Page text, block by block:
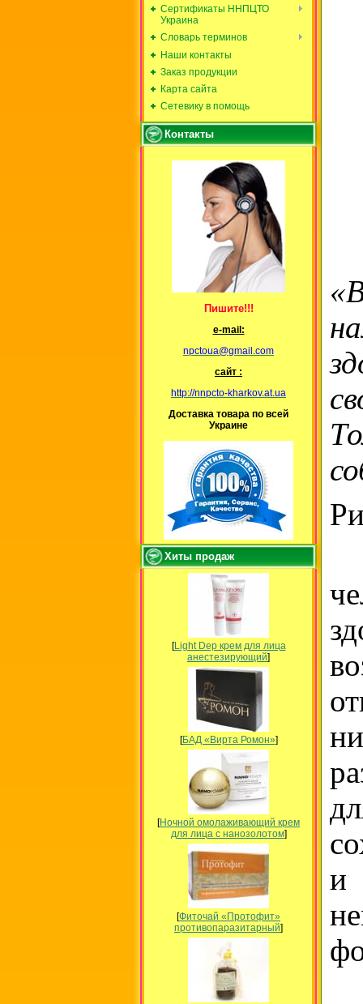
Сертификаты ННПЦТО
Украина
Словарь терминов
Наши контакты
Заказ продукции
Карта сайта
Сетевику в помощь
Контакты
Пишите!!!
е-mail:
npctoua@gmail.com
сайт :
http://nnpcto-kharkov.at.ua
Доставка товара по всей
Украине
Хиты продаж
[Light Dep крем для лица
анестезирующий]
[БАД «Вирта Ромон»]
[Ночной омолаживающий крем
для лица с нанозолотом]
[Фиточай «Протофит»
противопаразитарный]
и